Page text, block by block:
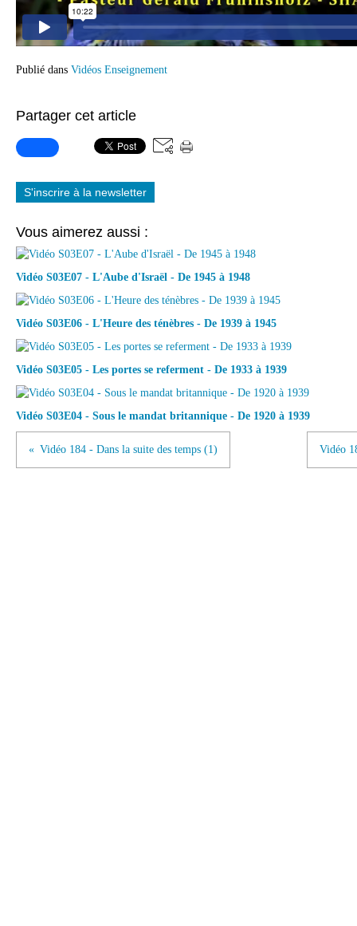
Publié dans Vidéos Enseignement
Partager cet article
S'inscrire à la newsletter
Vous aimerez aussi :
Vidéo S03E07 - L'Aube d'Israël - De 1945 à 1948
Vidéo S03E06 - L'Heure des ténèbres - De 1939 à 1945
Vidéo S03E05 - Les portes se referment - De 1933 à 1939
Vidéo S03E04 - Sous le mandat britannique - De 1920 à 1939
Vidéo 184 - Dans la suite des temps (1) Vidéo